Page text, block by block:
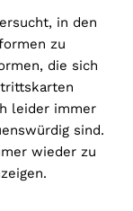
in den
zu
die sich
leider immer
sind.
wieder zu